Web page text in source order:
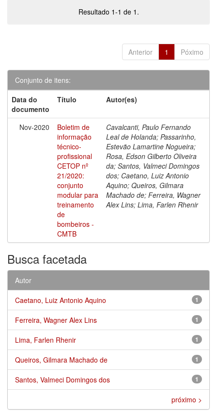
Resultado 1-1 de 1.
Anterior 1 Póximo
Conjunto de itens:
Data do
documento
Título Autor(es)
Nov-2020
Boletim de
informação
técnico-
profissional
CETOP nº
21/2020:
conjunto
modular para
treinamento
de
bombeiros -
CMTB
Cavalcanti, Paulo Fernando
Leal de Holanda; Passarinho,
Estevão Lamartine Nogueira;
Rosa, Edson Gilberto Oliveira
da; Santos, Valmeci Domingos
dos; Caetano, Luiz Antonio
Aquino; Queiros, Gilmara
Machado de; Ferreira, Wagner
Alex Lins; Lima, Farlen Rhenir
Busca facetada
Autor
1
Caetano, Luiz Antonio Aquino
1
Ferreira, Wagner Alex Lins
1
Lima, Farlen Rhenir
1
Queiros, Gilmara Machado de
1
Santos, Valmeci Domingos dos
próximo >